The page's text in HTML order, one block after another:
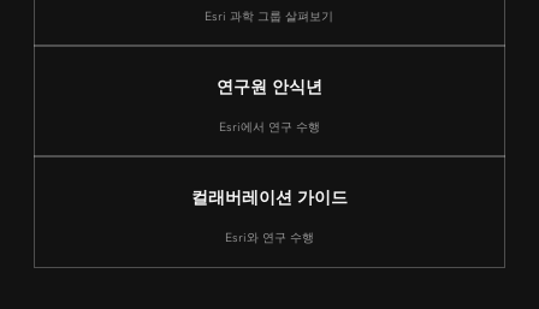
Esri 과학 그룹 살펴보기
연구원 안식년
Esri에서 연구 수행
컬래버레이션 가이드
Esri와 연구 수행